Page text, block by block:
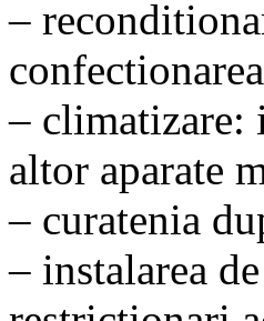
–
– climatizare:
altor aparate
– curatenia
– instalarea